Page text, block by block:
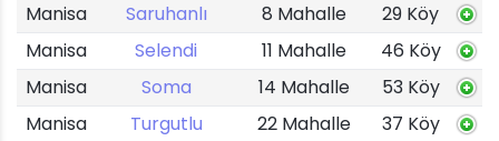
Manisa
Saruhanlı 8 Mahalle
29 Köy
Manisa
Selendi 11 Mahalle
46 Köy
Manisa
Soma 14 Mahalle
53 Köy
Manisa
Turgutlu 22 Mahalle 37 Köy